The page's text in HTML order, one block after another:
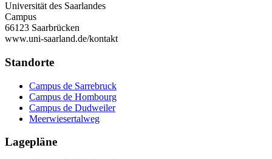
Universität des Saarlandes
Campus
66123 Saarbrücken
www.uni-saarland.de/kontakt
Standorte
Campus de Sarrebruck
Campus de Hombourg
Campus de Dudweiler
Meerwiesertalweg
Lagepläne